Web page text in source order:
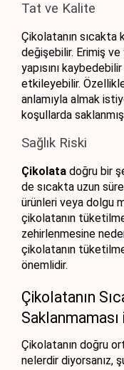
Tat ve Kalite
Çikolatanın sıcakta
değişebilir. Erimiş ve
yapısını
etkileyebilir.
anlamıyla almak
koşullarda
Sağlık Riski
Çikolata doğru bir
de sıcakta uzun
ürünleri veya dolgu
çikolatanın
zehirlenmesine
çikolatanın
önemlidir.
Çikolatanın
Saklanmaması
Çikolatanın doğru
nelerdir diyorsanız,